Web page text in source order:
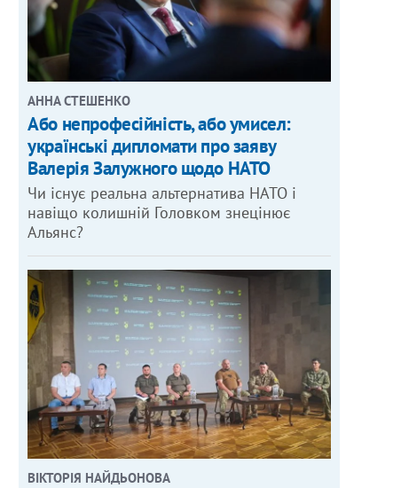
АННА СТЕШЕНКО
Або непрофесійність, або умисел:
українські дипломати про заяву
Валерія Залужного щодо НАТО
Чи існує реальна альтернатива НАТО і
навіщо колишній Головком знецінює
Альянс?
ВІКТОРІЯ НАЙДЬОНОВА